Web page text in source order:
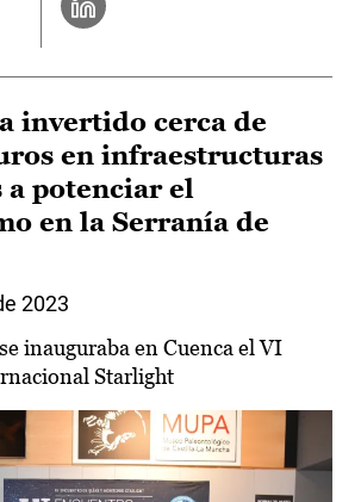
invertido cerca de
en infraestructuras
a potenciar el
en la Serranía de
2023
inauguraba en Cuenca el VI
Starlight